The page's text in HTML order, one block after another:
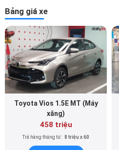
Bảng giá xe
Toyota Vios 1.5E MT (Máy
xăng)
458 triệu
Trả hàng tháng từ: 8 triệu x 60